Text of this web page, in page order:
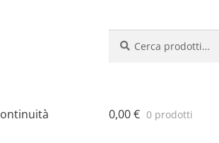
0,00€ 0 prodotti